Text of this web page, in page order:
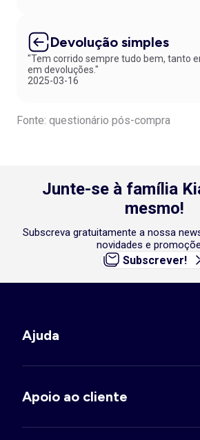
Devolução simples
"Tem corrido sempre tudo bem, tanto
em devoluções."
2025-03-16
Fonte: questionário pós-compra
Junte-se à família
mesmo!
Subscreva gratuitamente a nossa
novidades e
Subscrever!
Ajuda
Apoio ao cliente